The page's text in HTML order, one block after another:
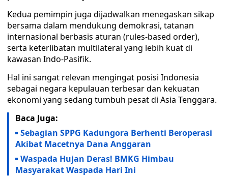
Kedua pemimpin juga dijadwalkan menegaskan sikap
bersama dalam mendukung demokrasi, tatanan
internasional berbasis aturan (rules-based order),
serta keterlibatan multilateral yang lebih kuat di
kawasan Indo-Pasifik.
Hal ini sangat relevan mengingat posisi Indonesia
sebagai negara kepulauan terbesar dan kekuatan
ekonomi yang sedang tumbuh pesat di Asia Tenggara.
Baca Juga:
Sebagian SPPG Kadungora Berhenti Beroperasi
Akibat Macetnya Dana Anggaran
Waspada Hujan Deras! BMKG Himbau
Masyarakat Waspada Hari Ini